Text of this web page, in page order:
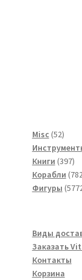
Misc 5252
Книги 397397
Корабли
Фигуры
Виды
Заказать
Контакты
Корзина